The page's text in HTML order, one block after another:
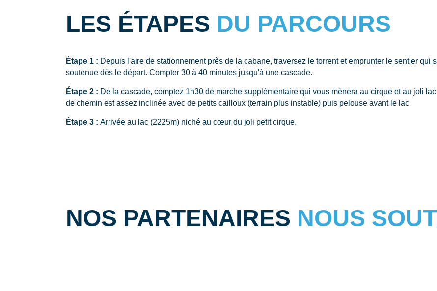
LES ÉTAPES DU PARCOURS
Étape 1 : Depuis l'aire de stationnement près de la cabane, traversez le torrent et emprunter le sentier qui
soutenue dès le départ. Compter 30 à 40 minutes jusqu'à une cascade.
Étape 2 : De la cascade, comptez 1h30 de marche supplémentaire qui vous mènera au cirque et au joli
de chemin est assez inclinée avec de petits cailloux (terrain plus instable) puis pelouse avant le lac.
Étape 3 :Arrivée au lac (2225m) niché au cœur du joli petit cirque.
NOS PARTENAIRES NOUS